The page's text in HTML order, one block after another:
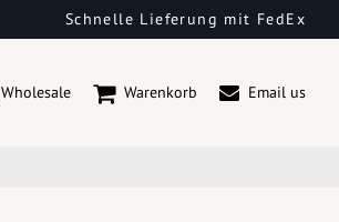
Schnelle Lieferung mit FedEx
Wholesale Warenkorb Email us